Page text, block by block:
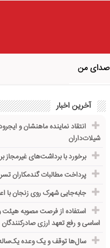
صدای من
آخرین اخبار
انتقاد نماینده ماهنشان و
شیلات‌داران
برخورد با برداشت‌های غیرمجاز
پرداخت مطالبات گندمکاران
جابه‌جایی شهرک روی زنجان با
استفاده از فرصت مصوبه هیئت
اساسی و رفع تعهد ارزی صادرکنندگان
سال‌ها توقف و یک وعده